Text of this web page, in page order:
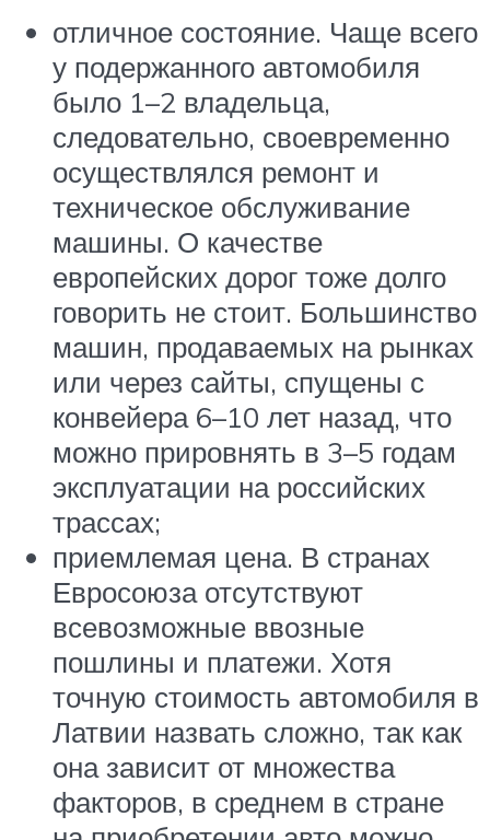
отличное состояние. Чаще всего
у подержанного автомобиля
было 1–2 владельца,
следовательно, своевременно
осуществлялся ремонт и
техническое обслуживание
машины. О качестве
европейских дорог тоже долго
говорить не стоит. Большинство
машин, продаваемых на рынках
или через сайты, спущены с
конвейера 6–10 лет назад, что
можно прировнять в 3–5 годам
эксплуатации на российских
трассах;
приемлемая цена. В странах
Евросоюза отсутствуют
всевозможные ввозные
пошлины и платежи. Хотя
точную стоимость автомобиля в
Латвии назвать сложно, так как
она зависит от множества
факторов, в среднем в стране